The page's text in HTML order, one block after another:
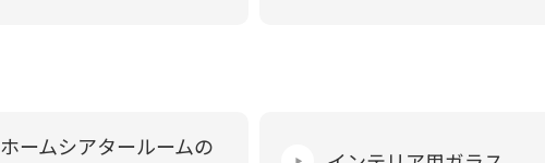
ホームシアタールームの